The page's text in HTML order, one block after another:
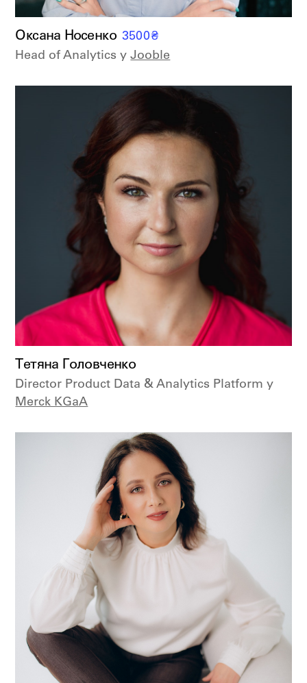
Оксана Носенко 3500₴
Head of Analytics уJooble
Тетяна Головченко
Director Product Data & Analytics Platform у
Merck KGaA